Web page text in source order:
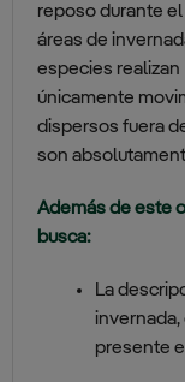
reposo durante el
áreas de
especies realizan
únicamente
dispersos fuera
son
Además de este
busca:
La
presente